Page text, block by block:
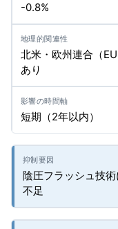
-0.8%
北米・欧州連合（
あり
短期（2年以内）
陰圧フラッシュ技
不足